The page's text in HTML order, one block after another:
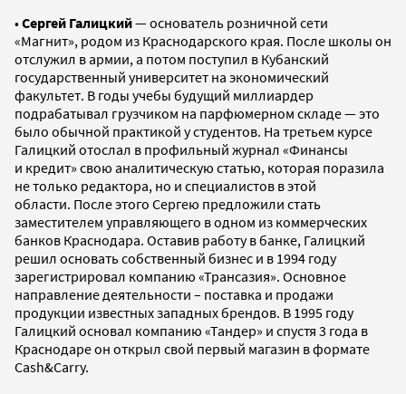
•Сергей Галицкий— основатель розничной сети
«Магнит», родом из Краснодарского края. После школы он
отслужил в армии, а потом поступил в Кубанский
государственный университет на экономический
факультет. В годы учебы будущий миллиардер
подрабатывал грузчиком на парфюмерном складе — это
было обычной практикой у студентов. На третьем курсе
Галицкий отослал в профильный журнал «Финансы
и кредит» свою аналитическую статью, которая поразила
не только редактора, но и специалистов в этой
области. После этого Сергею предложили стать
заместителем управляющего в одном из коммерческих
банков Краснодара. Оставив работу в банке, Галицкий
решил основать собственный бизнес и в 1994 году
зарегистрировал компанию «Трансазия». Основное
направление деятельности – поставка и продажи
продукции известных западных брендов. В 1995 году
Галицкий основал компанию «Тандер» и спустя 3 года в
Краснодаре он открыл свой первый магазин в формате
Cash&Carry.